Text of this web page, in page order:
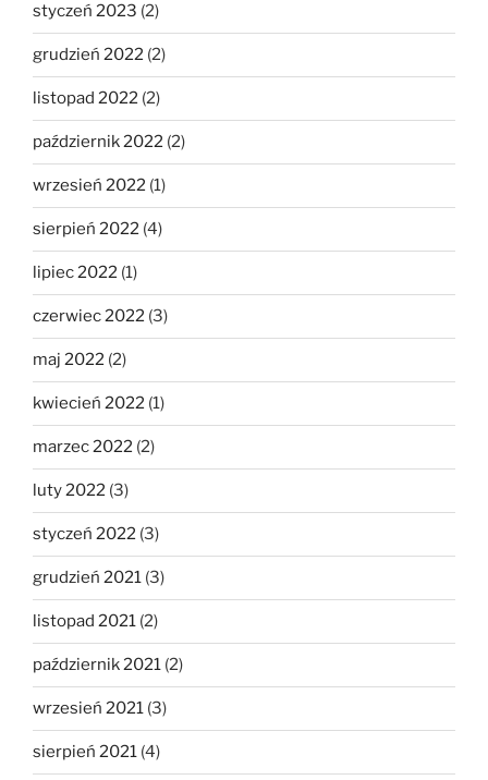
styczeń 2023 (2)
grudzień 2022 (2)
listopad 2022 (2)
październik 2022 (2)
wrzesień 2022 (1)
sierpień 2022 (4)
lipiec 2022 (1)
czerwiec 2022 (3)
maj 2022 (2)
kwiecień 2022 (1)
marzec 2022 (2)
luty 2022 (3)
styczeń 2022 (3)
grudzień 2021 (3)
listopad 2021 (2)
październik 2021 (2)
wrzesień 2021 (3)
sierpień 2021 (4)